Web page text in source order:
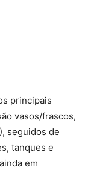
principais
vasos/frascos,
seguidos de
tanques e
em